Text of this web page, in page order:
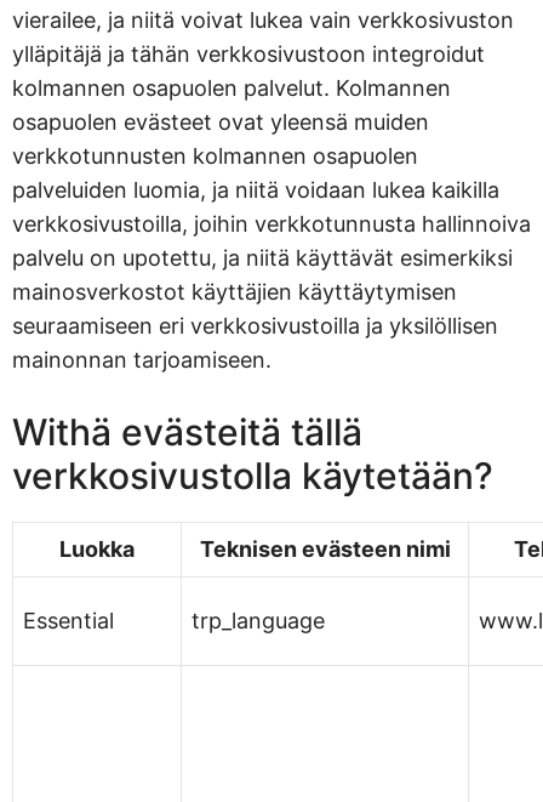
vierailee, ja niitä voivat lukea vain verkkosivuston
ylläpitäjä ja tähän verkkosivustoon integroidut
kolmannen osapuolen palvelut. Kolmannen
osapuolen evästeet ovat yleensä muiden
verkkotunnusten kolmannen osapuolen
palveluiden luomia, ja niitä voidaan lukea kaikilla
verkkosivustoilla, joihin verkkotunnusta hallinnoiva
palvelu on upotettu, ja niitä käyttävät esimerkiksi
mainosverkostot käyttäjien käyttäytymisen
seuraamiseen eri verkkosivustoilla ja yksilöllisen
mainonnan tarjoamiseen.
Withä evästeitä tällä
verkkosivustolla käytetään?
Luokka Teknisen evästeen nimi
Essential trp_language